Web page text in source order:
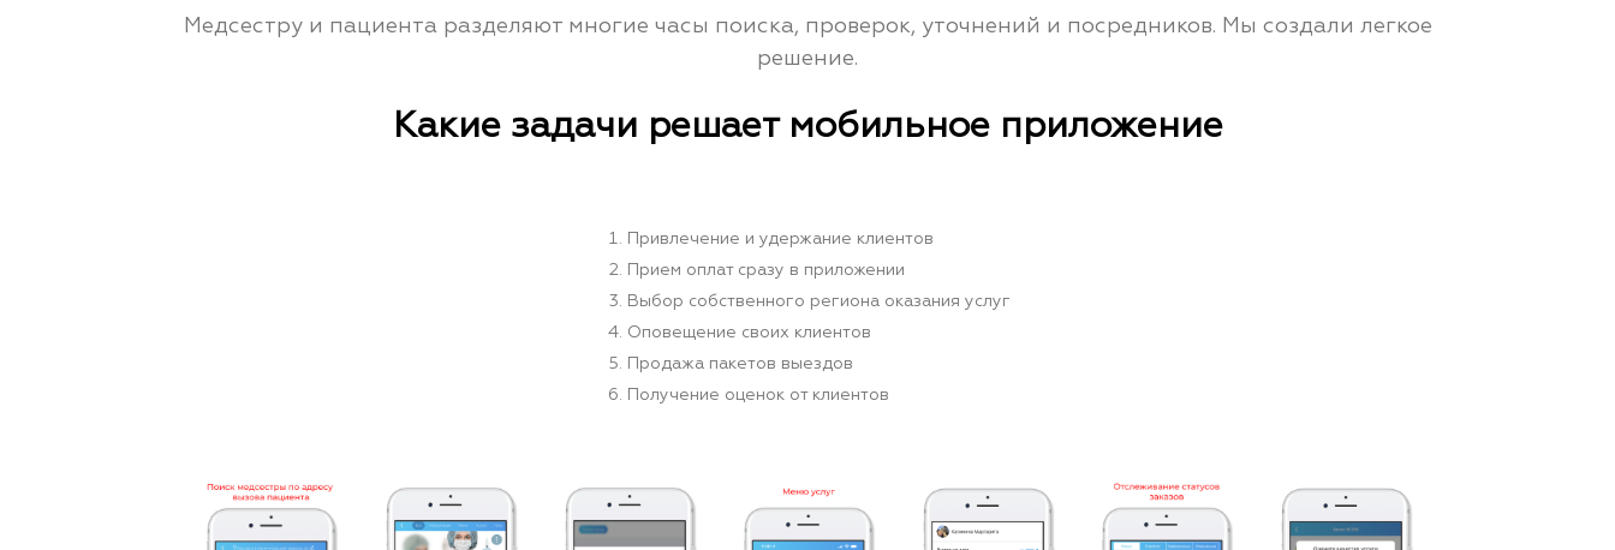
Медсестру и пациента разделяют многие часы поиска, проверок, уточнений и посредников. Мы создали легкое
решение.
Какие задачи решает мобильное приложение
Привлечение и удержание клиентов
Прием оплат сразу в приложении
Выбор собственного региона оказания услуг
Оповещение своих клиентов
Продажа пакетов выездов
Получение оценок от клиентов